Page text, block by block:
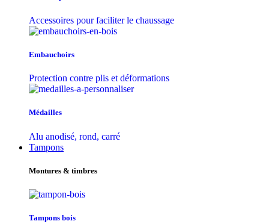
Accessoires pour faciliter le chaussage
Embauchoirs
Protection contre plis et déformations
Médailles
Alu anodisé, rond, carré
Tampons
Montures & timbres
Tampons bois